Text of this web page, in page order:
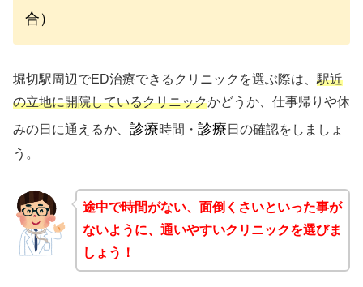
合）
堀切駅周辺でED治療できるクリニックを選ぶ際は、 駅近
の立地に開院しているクリニックかどうか、仕事帰りや休
みの日に通えるか、 診療時間・ 診療 日の確認をしましょ
う。
途中で時間がない、面倒くさいといった事が
ないように、通いやすいクリニックを選びま
しょう！